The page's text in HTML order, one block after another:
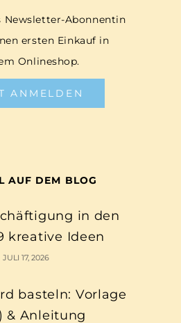
Newsletter-Abonnentin
ersten Einkauf in
Onlineshop.
ANMELDEN
AUF DEM BLOG
in den
kreative Ideen
JULI 17, 2026
basteln: Vorlage
& Anleitung